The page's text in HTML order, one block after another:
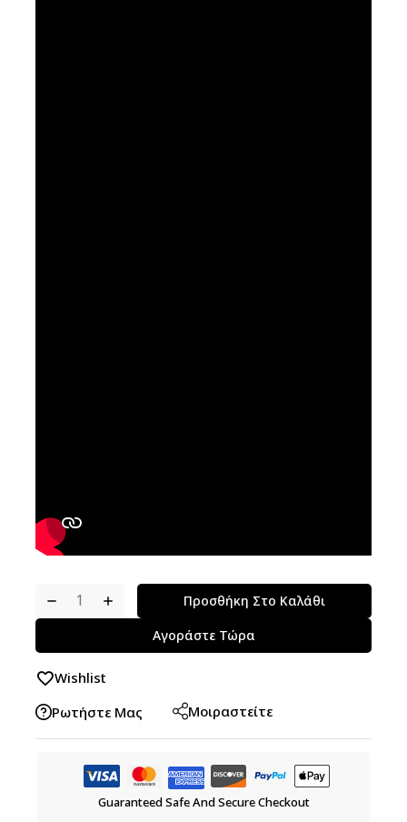
Προσθήκη Στο Καλάθι
Αγοράστε Τώρα
Wishlist
Ρωτήστε Μας
Μοιραστείτε
Guaranteed Safe And Secure Checkout